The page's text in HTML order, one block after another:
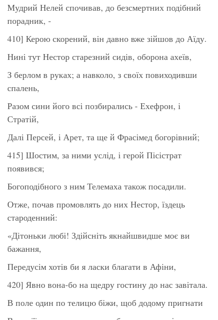
Мудрий Нелей спочивав, до безсмертних подібний
порадник, -
410] Керою скорений, він давно вже зійшов до Аїду.
Нині тут Нестор старезний сидів, оборона ахеїв,
З берлом в руках; а навколо, з своїх повиходивши
спалень,
Разом сини його всі позбирались - Ехефрон, і
Стратій,
Далі Персей, і Арет, та ще й Фрасімед богорівний;
415] Шостим, за ними услід, і герой Пісістрат
появився;
Богоподібного з ним Телемаха також посадили.
Отже, почав промовлять до них Нестор, їздець
староденний:
«Дітоньки любі! Здійсніть якнайшвидше моє ви
бажання,
Передусім хотів би я ласки благати в Афіни,
420] Явно вона-бо на щедру гостину до нас завітала.
В поле один по телицю біжи, щоб додому пригнати